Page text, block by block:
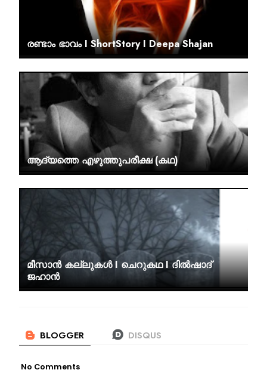
രണ്ടാം ഭാവം I ShortStory I Deepa Shajan
ആദ്യത്തെ എഴുത്തുപരീക്ഷ (കഥ)
മീസാൻ കല്ലുകൾ I ചെറുകഥ I ദിൽഷാദ്
ജഹാൻ
No Comments